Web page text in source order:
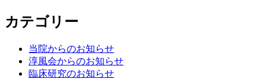
カテゴリー
当院からのお知らせ
淳風会からのお知らせ
臨床研究のお知らせ